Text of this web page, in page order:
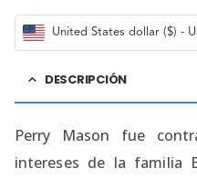
United States dollar ($) -
DESCRIPCIÓN
Perry Mason fue
intereses de la familia